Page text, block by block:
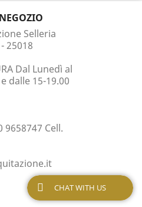
Selleria
25018
Dal Lunedì al
dalle 15-19.00
9658747 Cell.
CHAT WITH US